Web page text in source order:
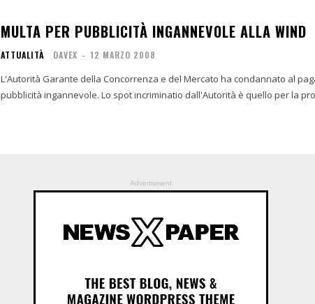
MULTA PER PUBBLICITÀ INGANNEVOLE ALLA WIND
ATTUALITÀ DAVEX - 12 MARZO 2008
L'Autorità Garante della Concorrenza e del Mercato ha condannato al
pubblicità ingannevole. Lo spot incriminatio dall'Autorità è quello per la
Advertisment